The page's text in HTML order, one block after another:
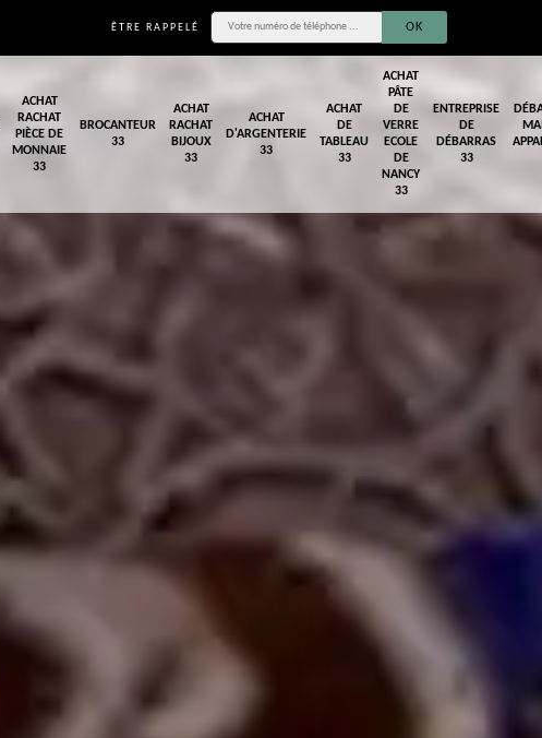
ÊTRE RAPPELÉ
ACHAT
RACHAT
PIÈCE DE
MONNAIE
33
BROCANTEUR
33
ACHAT
RACHAT
BIJOUX
33
ACHAT
D'ARGENTERIE
33
ACHAT
DE
TABLEAU
33
ACHAT
PÂTE
DE
VERRE
ECOLE
DE
NANCY
33
ENTREPRISE
DE
DÉBARRAS
33